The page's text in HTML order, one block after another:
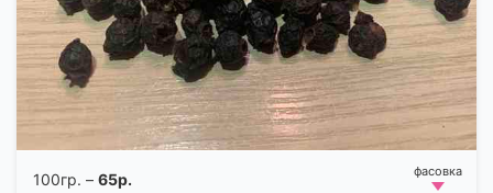
100гр. – 65р.